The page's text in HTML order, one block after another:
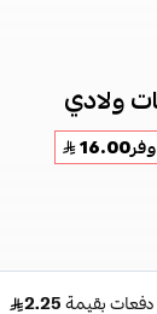
وفر16.00